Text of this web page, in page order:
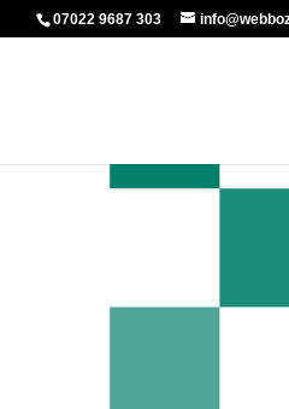
07022 9687 303